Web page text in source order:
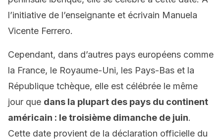
l’initiative de l’enseignante et écrivain Manuela
Vicente Ferrero.
Cependant, dans d’autres pays européens comme
la France, le Royaume-Uni, les Pays-Bas et la
République tchèque, elle est célébrée le même
jour que dans la plupart des pays du continent
américain : le troisième dimanche de juin.
Cette date provient de la déclaration officielle du